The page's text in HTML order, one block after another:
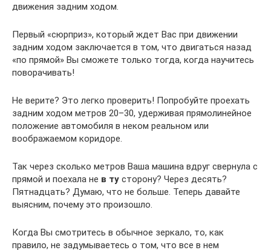
движения задним ходом.
Первый «сюрприз», который ждет Вас при движении
задним ходом заключается в том, что двигаться назад
«по прямой» Вы сможете только тогда, когда научитесь
поворачивать!
Не верите? Это легко проверить! Попробуйте проехать
задним ходом метров 20–30, удерживая прямолинейное
положение автомобиля в неком реальном или
воображаемом коридоре.
Так через сколько метров Ваша машина вдруг свернула с
прямой и поехала не в ту сторону? Через десять?
Пятнадцать? Думаю, что не больше. Теперь давайте
выясним, почему это произошло.
Когда Вы смотритесь в обычное зеркало, то, как
правило, не задумываетесь о том, что все в нем